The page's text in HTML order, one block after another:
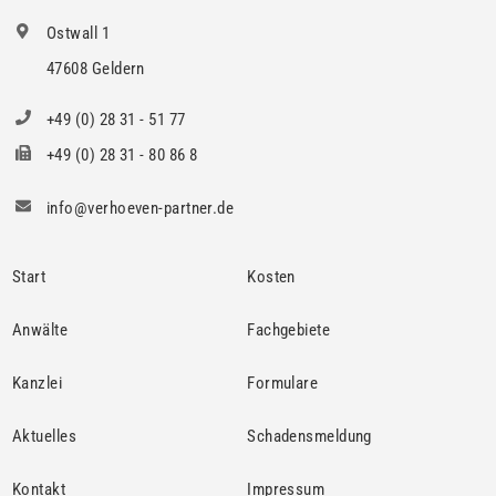
Ostwall 1
47608 Geldern
+49 (0) 28 31 - 51 77
+49 (0) 28 31 - 80 86 8
info@verhoeven-partner.de
Start Kosten
Anwälte Fachgebiete
Kanzlei Formulare
Aktuelles Schadensmeldung
Kontakt Impressum